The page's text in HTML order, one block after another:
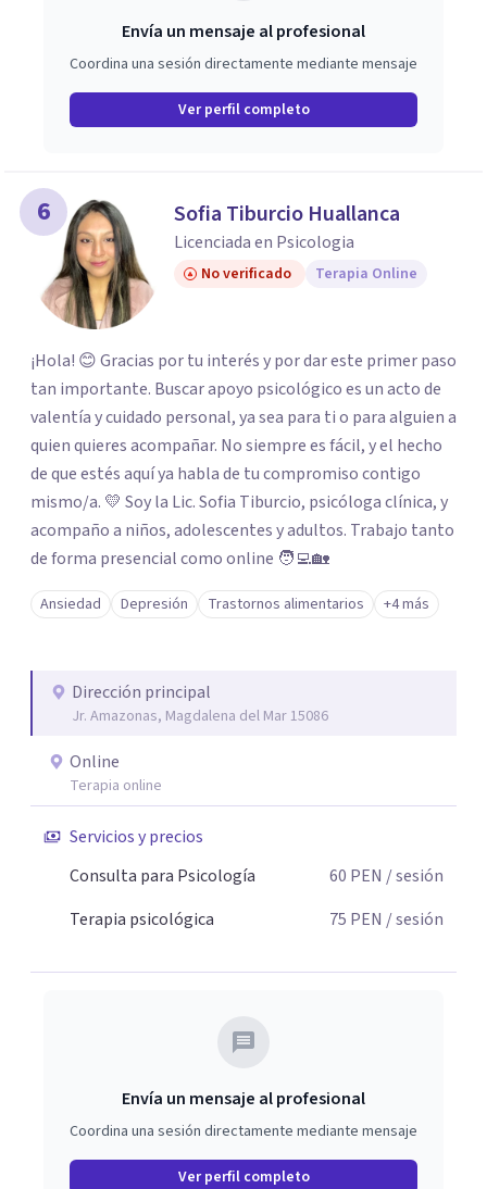
Envía un mensaje al profesional
Coordina una sesión directamente mediante mensaje
Ver perfil completo
6 Sofia Tiburcio Huallanca
Licenciada en Psicologia
No verificado Terapia Online
¡Hola! 😊 Gracias por tu interés y por dar este primer paso
tan importante. Buscar apoyo psicológico es un acto de
valentía y cuidado personal, ya sea para ti o para alguien a
quien quieres acompañar. No siempre es fácil, y el hecho
de que estés aquí ya habla de tu compromiso contigo
mismo/a. 💛 Soy la Lic. Sofia Tiburcio, psicóloga clínica, y
acompaño a niños, adolescentes y adultos. Trabajo tanto
de forma presencial como online 🧑‍💻🏡
Ansiedad Depresión Trastornos alimentarios +4 más
Dirección principal
Jr. Amazonas, Magdalena del Mar 15086
Online
Terapia online
Servicios y precios
Consulta para Psicología
60 PEN / sesión
Terapia psicológica
75 PEN / sesión
Envía un mensaje al profesional
Coordina una sesión directamente mediante mensaje
Ver perfil completo